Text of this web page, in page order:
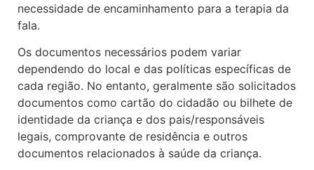
necessidade de encaminhamento para a terapia da
fala.
Os documentos necessários podem variar
dependendo do local e das políticas específicas de
cada região. No entanto, geralmente são solicitados
documentos como cartão do cidadão ou bilhete de
identidade da criança e dos pais/responsáveis
legais, comprovante de residência e outros
documentos relacionados à saúde da criança.